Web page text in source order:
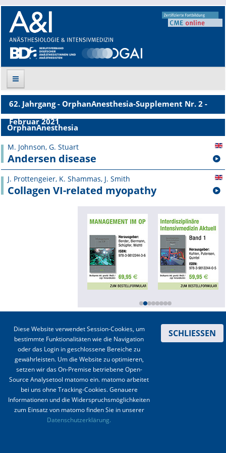
Suche
Aktuelle Ausgabe
Leitlinien
Archiv
Supplements OrphanAnesthesia
Autoren-Service
Bestell-Service
Stellenmarkt
Kongresskalender
62. Jahrgang - OrphanAnesthesia-Supplement Nr. 2 -
Februar 2021
OrphanAnesthesia
M. Johnson, G. Stuart
Andersen disease
J. Prottengeier, K. Shammas, J. Smith
Collagen VI-related myopathy
Haftungsausschluss | AGBs
© 2003-2020 Anästhesiologie & Intensivmedizin, Aktiv Druck und Verlag GmbH ISSN 1439-
0256 (online) ISSN 0170-5334 (Print)
Diese Website verwendet Session-Cookies, um
bestimmte Funktionalitäten wie die Navigation
oder das Login in geschlossene Bereiche zu
gewährleisten. Um die Website zu optimieren,
setzen wir das On-Premise betriebene Open-
Source Analysetool matomo ein. matomo arbeitet
bei uns ohne Tracking-Cookies. Genauere
Informationen und die Widerspruchsmöglichkeiten
zum Einsatz von matomo finden Sie in unserer
Datenschutzerklärung.
SCHLIESSEN